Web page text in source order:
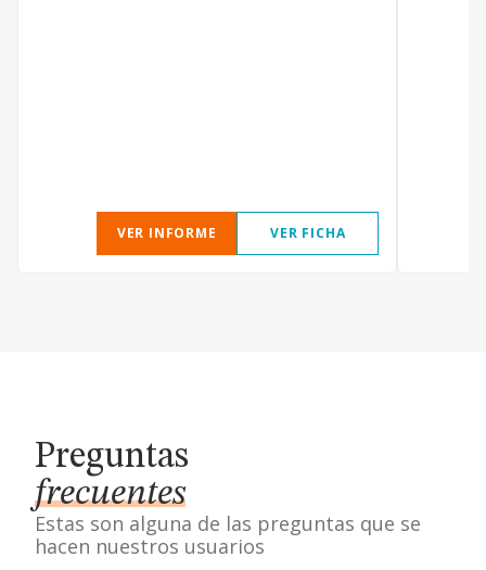
VER INFORME VER FICHA
Preguntas
frecuentes
Estas son alguna de las preguntas que se
hacen nuestros usuarios